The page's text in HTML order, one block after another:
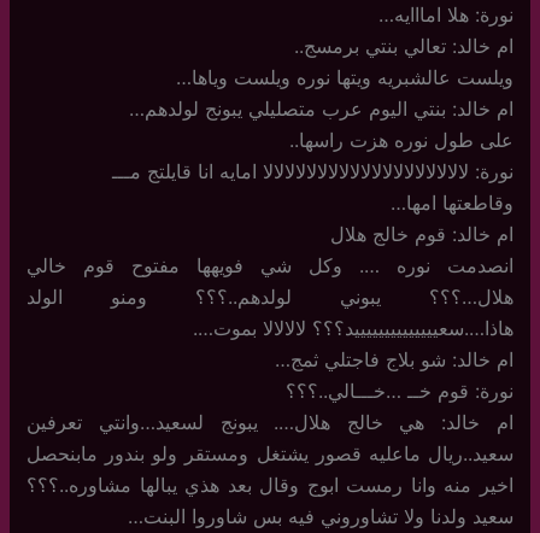
نورة: هلا امااايه…
ام خالد: تعالي بنتي برمسج..
ويلست عالشبريه ويتها نوره ويلست وياها…
ام خالد: بنتي اليوم عرب متصليلي يبونج لولدهم…
على طول نوره هزت راسها..
نورة: لالالالالالالالالالالالالالالالالالالا امايه انا قايلتج مـــ
وقاطعتها امها…
ام خالد: قوم خالج هلال
انصدمت نوره …. وكل شي فويهها مفتوح قوم خالي
هلال…؟؟؟ يبوني لولدهم..؟؟؟ ومنو الولد
هاذا….سعييييييييييييييد؟؟؟ لالالالا بموت….
ام خالد: شو بلاج فاجتلي ثمج…
نورة: قوم خــ …خـــالي..؟؟؟
ام خالد: هي خالج هلال…. يبونج لسعيد…وانتي تعرفين
سعيد..ريال ماعليه قصور يشتغل ومستقر ولو بندور مابنحصل
اخير منه وانا رمست ابوج وقال بعد هذي يبالها مشاوره..؟؟؟
سعيد ولدنا ولا تشاوروني فيه بس شاوروا البنت…